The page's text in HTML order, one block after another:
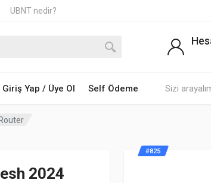
UBNT nedir?
Giriş Yap / Üye Ol Self Ödeme Sizi
2024
#825